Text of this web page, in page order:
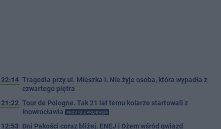
22:14 Tragedia przy ul. Mieszka I. Nie żyje osoba, która wypadła z
czwartego piętra
21:22 Tour de Pologne. Tak 21 lat temu kolarze startowali z
Inowrocławia
PROSTO Z ARCHIWUM
12:53 Dni Pakości coraz bliżej. ENEJ i Dżem wśród gwiazd